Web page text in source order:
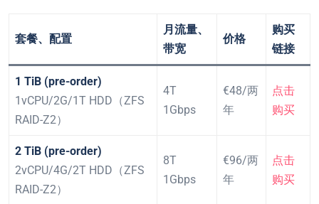
套餐、配置
月流量、
带宽
价格
购买
链接
1 TiB (pre-order)
1vCPU/2G/1T HDD（ZFS
RAID-Z2）
4T
1Gbps
€48/两
年
点击
购买
2 TiB (pre-order)
2vCPU/4G/2T HDD（ZFS
RAID-Z2）
8T
1Gbps
€96/两
年
点击
购买